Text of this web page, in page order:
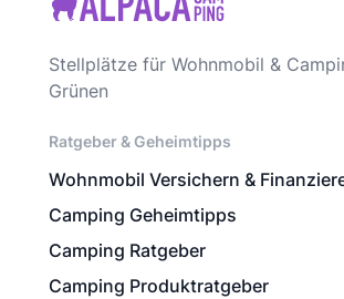
Stellplätze für Wohnmobil &
Grünen
Ratgeber & Geheimtipps
Wohnmobil Versichern &
Camping Geheimtipps
Camping Ratgeber
Camping Produktratgeber